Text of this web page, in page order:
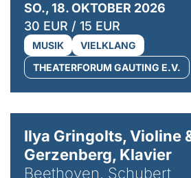
SO., 18. OKTOBER 2026
30 EUR / 15 EUR
MUSIK
VIELKLANG
THEATERFORUM GAUTING E.V.
Ilya Gringolts, Violine
Gerzenberg, Klavier
Beethoven, Schubert